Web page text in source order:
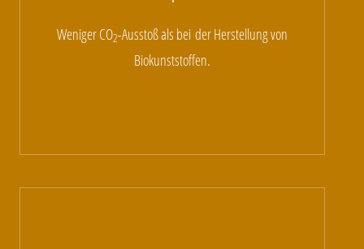
Weniger CO2-Ausstoß als bei der Herstellung von
Biokunststoffen.